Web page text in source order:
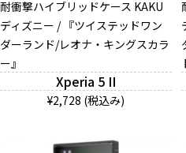
耐衝撃ハイブリッドケース KAKU
ディズニー / 『ツイステッドワン
ダーランド/レオナ・キングスカラ
ー』
Xperia 5 II
¥2,728 (税込み)